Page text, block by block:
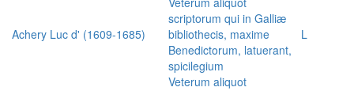
Achery Luc d' (1609-1685)
scriptorum qui in Galliæ
bibliothecis, maxime
Benedictorum, latuerant,
spicilegium
L
Veterum aliquot